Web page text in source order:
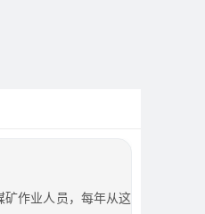
矿作业人员，每年从这